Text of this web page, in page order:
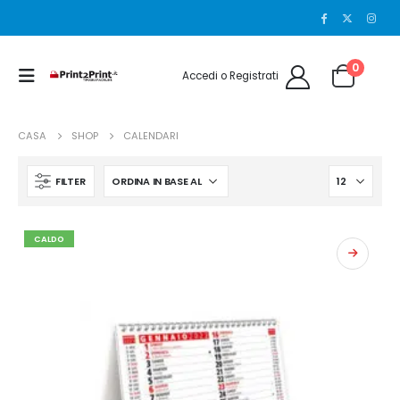
Accedi o Registrati
0
CASA SHOP CALENDARI
FILTER
CALDO